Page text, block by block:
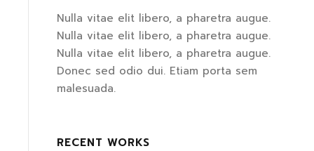
Nulla vitae elit libero, a pharetra augue.
Nulla vitae elit libero, a pharetra augue.
Nulla vitae elit libero, a pharetra augue.
Donec sed odio dui. Etiam porta sem
malesuada.
RECENT WORKS